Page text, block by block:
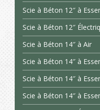
Scie à Béton 12″ à
Scie à Béton 12″
Scie à Béton 14″ à Air
Scie à Béton 14″ à
Scie à Béton 14″ à
Scie à Béton 14″ à